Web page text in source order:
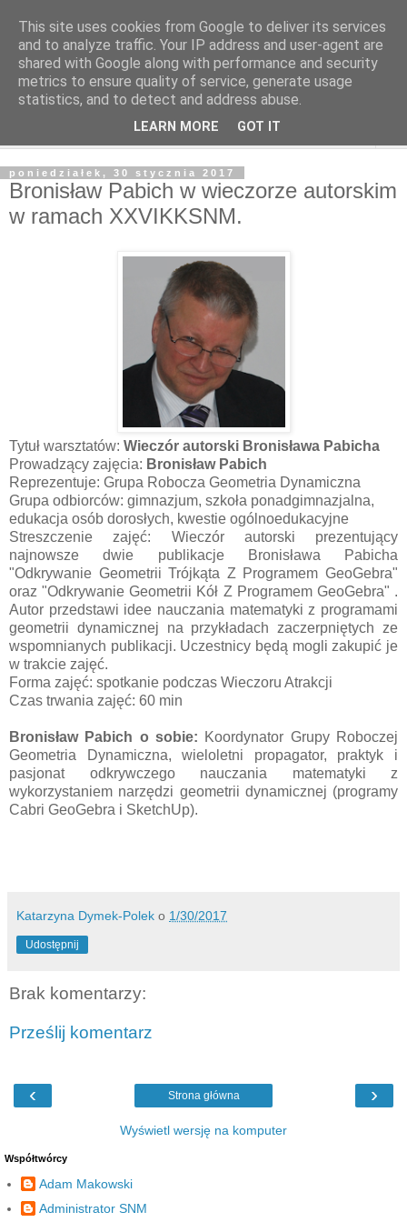
poniedziałek, 30 stycznia 2017
Bronisław Pabich w wieczorze autorskim
w ramach XXVIKKSNM.
Tytuł warsztatów: Wieczór autorski Bronisława Pabicha
Prowadzący zajęcia: Bronisław Pabich
Reprezentuje: Grupa Robocza Geometria Dynamiczna
Grupa odbiorców: gimnazjum, szkoła ponadgimnazjalna,
edukacja osób dorosłych, kwestie ogólnoedukacyjne
Streszczenie zajęć: Wieczór autorski prezentujący
najnowsze dwie publikacje Bronisława Pabicha
"Odkrywanie Geometrii Trójkąta Z Programem GeoGebra"
oraz "Odkrywanie Geometrii Kół Z Programem GeoGebra" .
Autor przedstawi idee nauczania matematyki z programami
geometrii dynamicznej na przykładach zaczerpniętych ze
wspomnianych publikacji. Uczestnicy będą mogli zakupić je
w trakcie zajęć.
Forma zajęć: spotkanie podczas Wieczoru Atrakcji
Czas trwania zajęć: 60 min
Bronisław Pabich o sobie: Koordynator Grupy Roboczej
Geometria Dynamiczna, wieloletni propagator, praktyk i
pasjonat odkrywczego nauczania matematyki z
wykorzystaniem narzędzi geometrii dynamicznej (programy
Cabri GeoGebra i SketchUp).
Katarzyna Dymek-Polek o 1/30/2017
Udostępnij
Brak komentarzy:
Prześlij komentarz
‹ ›
Strona główna
Wyświetl wersję na komputer
Współtwórcy
Adam Makowski
Administrator SNM
This site uses cookies from Google to deliver its services
and to analyze traffic. Your IP address and user-agent are
shared with Google along with performance and security
metrics to ensure quality of service, generate usage
statistics, and to detect and address abuse.
LEARN MORE GOT IT